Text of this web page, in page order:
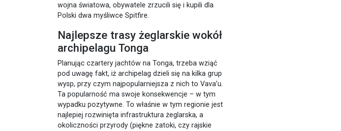
wojna światowa, obywatele zrzucili się i kupili dla
Polski dwa myśliwce Spitfire.
Najlepsze trasy żeglarskie wokół
archipelagu Tonga
Planując czartery jachtów na Tonga, trzeba wziąć
pod uwagę fakt, iż archipelag dzieli się na kilka grup
wysp, przy czym najpopularniejsza z nich to Vava’u.
Ta popularność ma swoje konsekwencje – w tym
wypadku pozytywne. To właśnie w tym regionie jest
najlepiej rozwinięta infrastruktura żeglarska, a
okoliczności przyrody (piękne zatoki, czy rajskie